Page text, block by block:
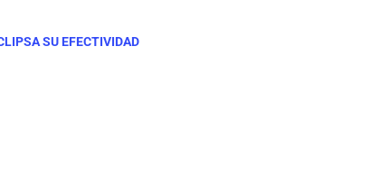
SU EFECTIVIDAD